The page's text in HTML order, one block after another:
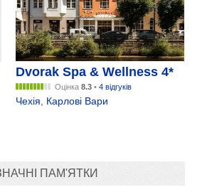
Dvorak Spa & Wellness 4*
Оцінка8.3 •4 відгуків
Чехія Карлові Вари
ПАМ'ЯТКИ